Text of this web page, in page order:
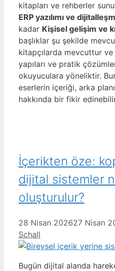
kitapları ve rehberler
ERP yazılımı ve
kadar Kişisel gelişim ve
başlıklar şu şekilde
kitapçılarda mevcuttur ve
yapıları ve pratik
okuyuculara yöneliktir.
eserlerin içeriği, arka
hakkında bir fikir
İçerikten öze:
dijital sistemler
oluşturulur?
28 Nisan 202627 Nisan
Schall
Bugün dijital alanda